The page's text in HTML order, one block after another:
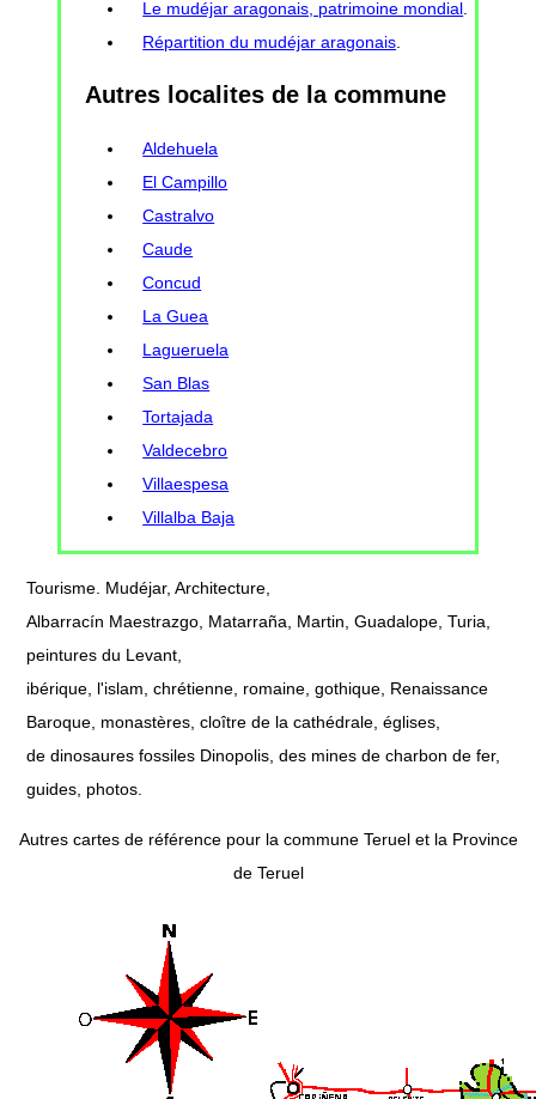
Le mudéjar aragonais, patrimoine mondial
Répartition du mudéjar aragonais
Autres localites de la commune
Aldehuela
El Campillo
Castralvo
Caude
Concud
La Guea
Lagueruela
San Blas
Tortajada
Valdecebro
Villaespesa
Villalba Baja
Tourisme. Mudéjar, Architecture,
Albarracín Maestrazgo, Matarraña, Martin, Guadalope, Turia,
peintures du Levant,
ibérique, l'islam, chrétienne, romaine, gothique, Renaissance
Baroque, monastères, cloître de la cathédrale, églises,
de dinosaures fossiles Dinopolis, des mines de charbon de fer,
guides, photos.
Autres cartes de référence pour la commune Teruel et la Province
de Teruel